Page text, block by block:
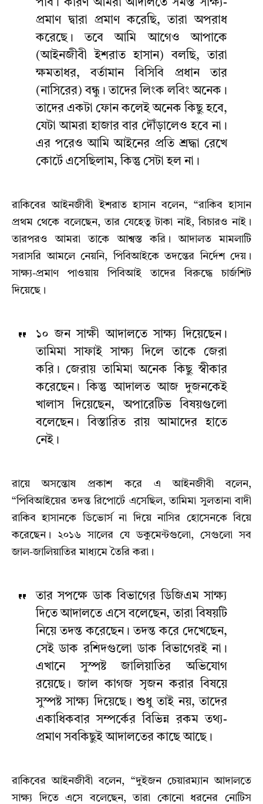
পাব। কারণ আমরা আদালতে সমস্ত সাক্ষ্য-
প্রমাণ দ্বারা প্রমাণ করেছি, তারা অপরাধ
করেছে। তবে আমি আগেও আপাকে
(আইনজীবী ইশরাত হাসান) বলছি, তারা
ক্ষমতাধর, বর্তামান বিসিবি প্রধান তার
(নাসিরের) বন্ধু । তাদের লিংক লবিং অনেক।
তাদের একটা ফোন কলেই অনেক কিছু হবে,
যেটা আমরা হাজার বার দৌঁড়ালেও হবে না।
এর পরেও আমি আইনের প্রতি শ্রদ্ধা রেখে
কোর্টে এসেছিলাম, কিন্তু সেটা হল না।
রাকিবের আইনজীবী ইশরাত হাসান বলেন, “রাকিব হাসান
প্রথম থেকে বলেছেন, তার যেহেতু টাকা নাই, বিচারও নাই।
তারপরও আমরা তাকে আশ্বস্ত করি। আদালত মামলাটি
সরাসরি আমলে নেয়নি, পিবিআইকে তদন্তের নির্দেশ দেয়।
সাক্ষ্য-প্রমাণ পাওয়ায় পিবিআই তাদের বিরুদ্ধে চার্জশিট
দিয়েছে।
১০ জন সাক্ষী আদালতে সাক্ষ্য দিয়েছেন।
তামিমা সাফাই সাক্ষ্য দিলে তাকে জেরা
করি। জেরায় তামিমা অনেক কিছু স্বীকার
করেছেন। কিন্তু আদালত আজ দুজনকেই
খালাস দিয়েছেন, অপারেটিভ বিষয়গুলো
বলেছেন। বিস্তারিত রায় আমাদের হাতে
নেই।
রায়ে অসন্তোষ প্রকাশ করে এ আইনজীবী বলেন,
“পিবিআইয়ের তদন্ত রিপোর্টে এসেছিল, তামিমা সুলতানা বাদী
রাকিব হাসানকে ডিভোর্স না দিয়ে নাসির হোসেনকে বিয়ে
করেছেন। ২০১৬ সালের যে ডকুমেন্টগুলো, সেগুলো সব
জাল-জালিয়াতির মাধ্যমে তৈরি করা।
তার সপক্ষে ডাক বিভাগের ডিজিএম সাক্ষ্য
দিতে আদালতে এসে বলেছেন, তারা বিষয়টি
নিয়ে তদন্ত করেছেন। তদন্ত করে দেখেছেন,
সেই ডাক রশিদগুলো ডাক বিভাগেরই না।
এখানে সুস্পষ্ট জালিয়াতির অভিযোগ
রয়েছে। জাল কাগজ সৃজন করার বিষয়ে
সুস্পষ্ট সাক্ষ্য দিয়েছে। শুধু তাই নয়, তাদের
একাধিকবার সম্পর্কের বিভিন্ন রকম তথ্য-
প্রমাণ সবকিছুই আদালতের কাছে আছে।
রাকিবের আইনজীবী বলেন, “দুইজন চেয়ারম্যান আদালতে
সাক্ষ্য দিতে এসে বলেছেন, তারা কোনো ধরনের নোটিস